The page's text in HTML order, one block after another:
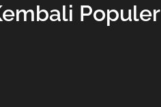
Populer